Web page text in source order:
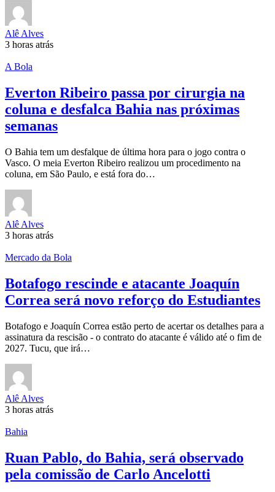
Alê Alves
3 horas atrás
A Bola
Everton Ribeiro passa por cirurgia na
coluna e desfalca Bahia nas próximas
semanas
O Bahia tem um desfalque de última hora para o jogo contra o
Vasco. O meia Everton Ribeiro realizou um procedimento na
coluna, em São Paulo, e está fora do…
Alê Alves
3 horas atrás
Mercado da Bola
Botafogo rescinde e atacante Joaquín
Correa será novo reforço do Estudiantes
Botafogo e Joaquín Correa estão perto de acertar os detalhes para a
assinatura da rescisão - o contrato do atacante é válido até o fim de
2027. Tucu, que irá…
Alê Alves
3 horas atrás
Bahia
Ruan Pablo, do Bahia, será observado
pela comissão de Carlo Ancelotti